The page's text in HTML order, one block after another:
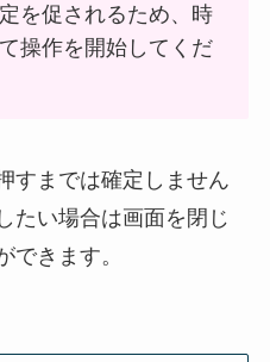
を促されるため、時
操作を開始してくだ
すまでは確定しません
たい場合は画面を閉じ
できます。